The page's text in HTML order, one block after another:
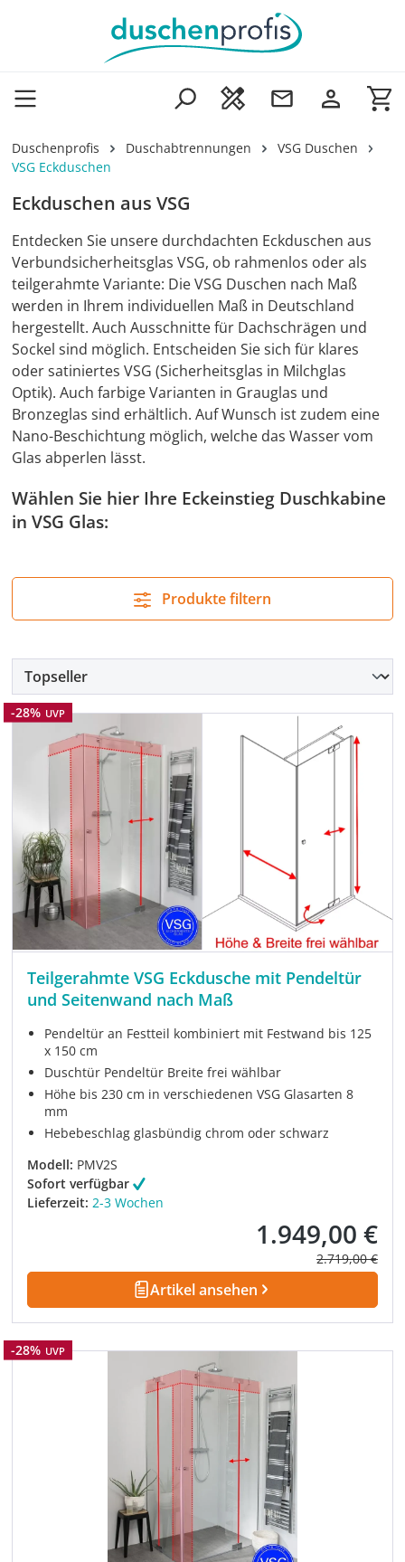
Zum Hauptinhalt springen
Duschenprofis Duschabtrennungen
VSG Duschen
VSG Eckduschen
Eckduschen aus VSG
Entdecken Sie unsere durchdachten Eckduschen aus
Verbundsicherheitsglas VSG, ob rahmenlos oder als
teilgerahmte Variante: Die VSG Duschen nach Maß
werden in Ihrem individuellen Maß in Deutschland
hergestellt. Auch Ausschnitte für Dachschrägen und
Sockel sind möglich. Entscheiden Sie sich für klares
oder satiniertes VSG (Sicherheitsglas in Milchglas
Optik). Auch farbige Varianten in Grauglas und
Bronzeglas sind erhältlich. Auf Wunsch ist zudem eine
Nano-Beschichtung möglich, welche das Wasser vom
Glas abperlen lässt.
Wählen Sie hier Ihre Eckeinstieg Duschkabine
in VSG Glas:
Produkte filtern
Rabatt
-28% UVP
Teilgerahmte VSG Eckdusche mit Pendeltür
und Seitenwand nach Maß
Pendeltür an Festteil kombiniert mit Festwand bis 125
x 150 cm
Duschtür Pendeltür Breite frei wählbar
Höhe bis 230 cm in verschiedenen VSG Glasarten 8
mm
Hebebeschlag glasbündig chrom oder schwarz
Modell: PMV2S
Sofort verfügbar
Lieferzeit: 2-3 Wochen
Verkaufspreis:
1.949,00 €
Regulärer
2.719,00 €
Artikel ansehen
Rabatt
-28% UVP